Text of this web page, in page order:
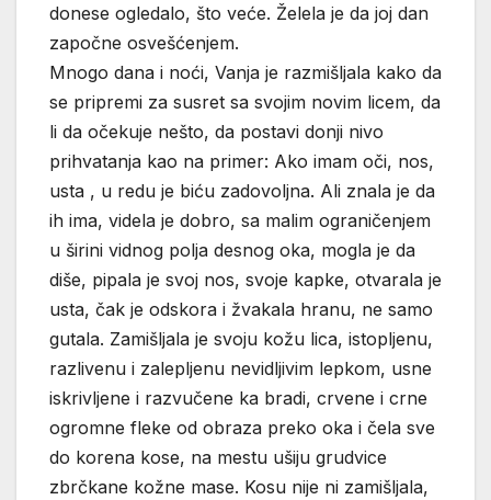
donese ogledalo, što veće. Želela je da joj dan
započne osvešćenjem.
Mnogo dana i noći, Vanja je razmišljala kako da
se pripremi za susret sa svojim novim licem, da
li da očekuje nešto, da postavi donji nivo
prihvatanja kao na primer: Ako imam oči, nos,
usta , u redu je biću zadovoljna. Ali znala je da
ih ima, videla je dobro, sa malim ograničenjem
u širini vidnog polja desnog oka, mogla je da
diše, pipala je svoj nos, svoje kapke, otvarala je
usta, čak je odskora i žvakala hranu, ne samo
gutala. Zamišljala je svoju kožu lica, istopljenu,
razlivenu i zalepljenu nevidljivim lepkom, usne
iskrivljene i razvučene ka bradi, crvene i crne
ogromne fleke od obraza preko oka i čela sve
do korena kose, na mestu ušiju grudvice
zbrčkane kožne mase. Kosu nije ni zamišljala,